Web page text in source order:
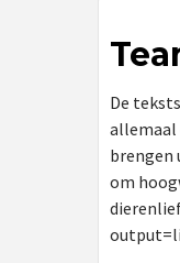
De
allemaal
brengen
om